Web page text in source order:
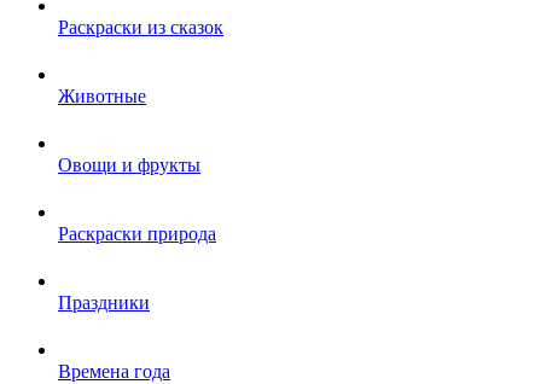
Раскраски из сказок
Животные
Овощи и фрукты
Раскраски природа
Праздники
Времена года